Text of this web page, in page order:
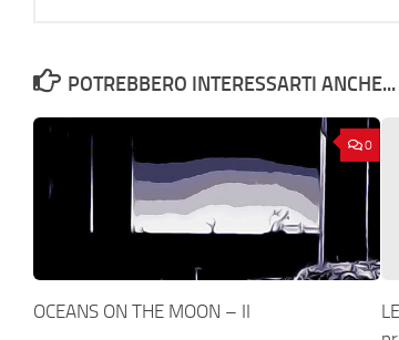
POTREBBERO INTERESSARTI ANCHE...
0
OCEANS ON THE MOON – II